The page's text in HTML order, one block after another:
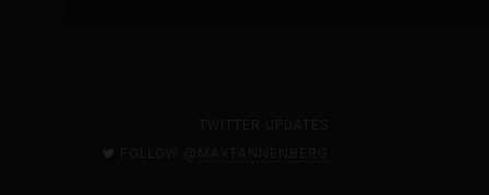
TWITTER UPDATES
FOLLOW @
MAXTANNENBERG